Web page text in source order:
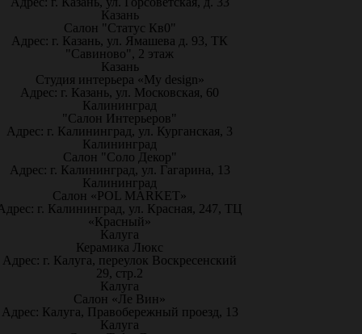
Казань
Салон "Статус Кв0"
Адрес: г. Казань, ул. Ямашева д. 93, ТК
"Савиново", 2 этаж
Казань
Студия интерьера «My design»
Адрес: г. Казань, ул. Московская, 60
Калининград
"Салон Интерьеров"
Адрес: г. Калининград, ул. Курганская, 3
Калининград
Салон "Соло Декор"
Адрес: г. Калининград, ул. Гагарина, 13
Калининград
Салон «POL MARKET»
г. Калининград, ул. Красная, 247, ТЦ
«Красный»
Калуга
Керамика Люкс
Адрес: г. Калуга, переулок Воскресенский
29, стр.2
Калуга
Салон «Ле Вин»
Адрес: Калуга, Правобережный проезд, 13
Калуга